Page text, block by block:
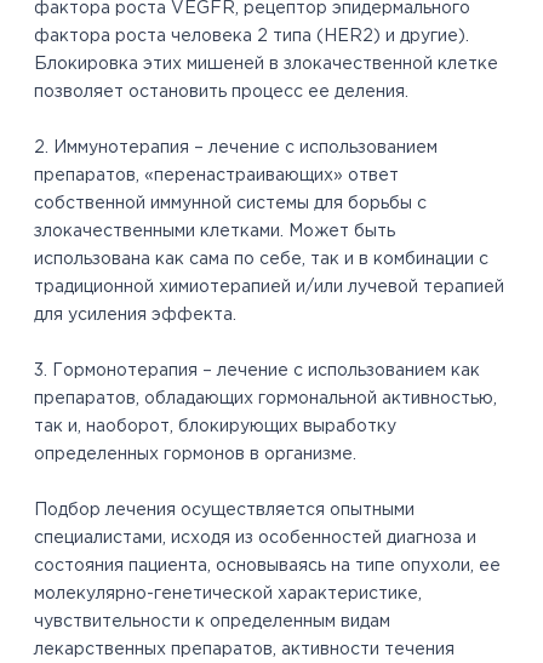
фактора роста VEGFR, рецептор эпидермального
фактора роста человека 2 типа (HER2) и другие).
Блокировка этих мишеней в злокачественной клетке
позволяет остановить процесс ее деления.
2. Иммунотерапия – лечение с использованием
препаратов, «перенастраивающих» ответ
собственной иммунной системы для борьбы с
злокачественными клетками. Может быть
использована как сама по себе, так и в комбинации с
традиционной химиотерапией и/или лучевой терапией
для усиления эффекта.
3. Гормонотерапия – лечение с использованием как
препаратов, обладающих гормональной активностью,
так и, наоборот, блокирующих выработку
определенных гормонов в организме.
Подбор лечения осуществляется опытными
специалистами, исходя из особенностей диагноза и
состояния пациента, основываясь на типе опухоли, ее
молекулярно-генетической характеристике,
чувствительности к определенным видам
лекарственных препаратов, активности течения